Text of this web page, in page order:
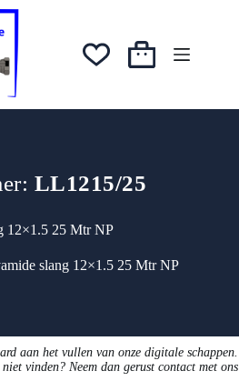
Winkelwagen
LL1215/25
12×1.5 25 Mtr NP
slang 12×1.5 25 Mtr NP
aan het vullen van onze digitale schappen.
vinden? Neem dan gerust contact met ons